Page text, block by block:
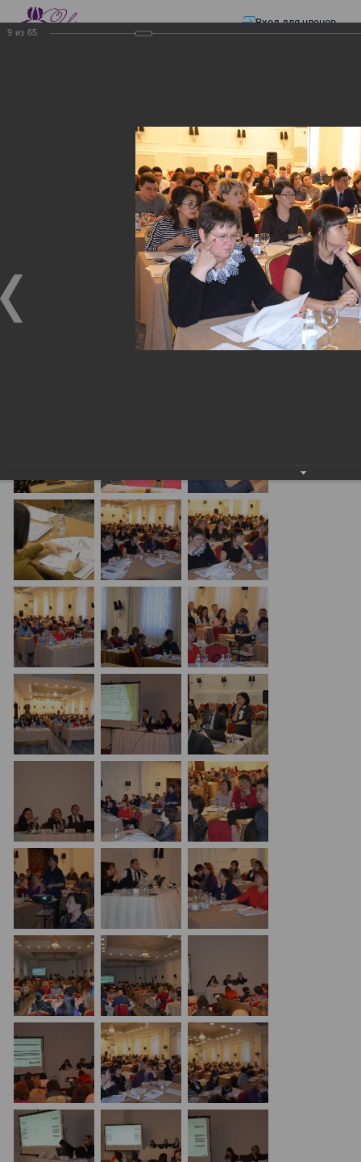
Вход для членов
Презентации —Электронные счета-фактуры
Электронные счета-
Электронные счета-фактуры
Семинар "Информационная система электронных
счетов-фактур"
9 из 65